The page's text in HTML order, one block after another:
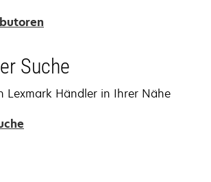
Suche
Lexmark Händler in Ihrer Nähe